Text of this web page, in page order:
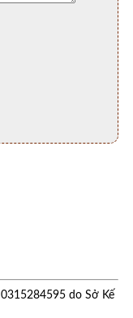
do Sở Kế